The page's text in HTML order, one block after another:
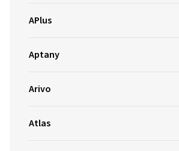
APlus
Aptany
Arivo
Atlas